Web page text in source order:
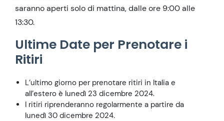
saranno aperti solo di mattina, dalle ore 9:00 alle
13:30.
Ultime Date per Prenotare i
Ritiri
L’ultimo giorno per prenotare ritiri in Italia e
all’estero è lunedì 23 dicembre 2024.
I ritiri riprenderanno regolarmente a partire da
lunedì 30 dicembre 2024.